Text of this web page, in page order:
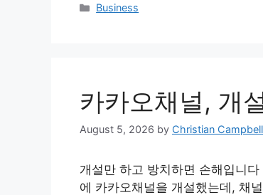
Categories
Business
카카오채널, 개
August 5, 2026 by Christian Campbell
개설만 하고 방치하면 손해입니
에 카카오채널을 개설했는데, 채